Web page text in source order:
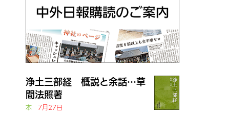
浄土三部経 概説と余話…草
間法照著
本
7月27日